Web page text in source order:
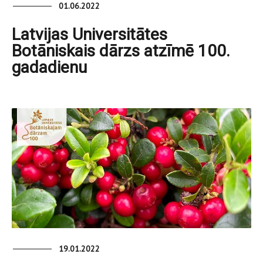
01.06.2022
Latvijas Universitātes
Botāniskais dārzs atzīmē 100.
gadadienu
19.01.2022